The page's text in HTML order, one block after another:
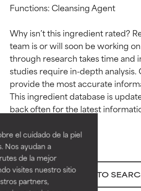
el cuidado de la piel
Nos ayudan a
de la mejor
visites nuestro sitio
partners,
Functions: Cleansing Agent
Why isn’t this ingredient rated?
team is or will soon be working
through research takes time and
studies require in-depth analysis.
provide the most accurate
This ingredient database is
BACK TO
Calificaciones de
ingredientes
EXCELENTE
Ingrediente sobresaliente
beneficios reales para la
eficacia está
respaldada por estudios
Calificaciones de
ingredientes
EXCELENTE
Ingrediente sobresaliente
beneficios reales para la
eficacia está
respaldada por estudios